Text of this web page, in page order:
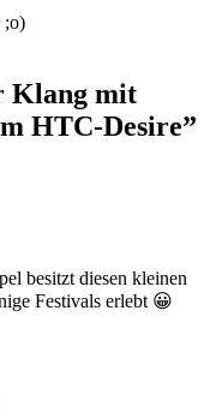
;o)
Klang mit
HTC-Desire”
besitzt diesen kleinen
Festivals erlebt 😀